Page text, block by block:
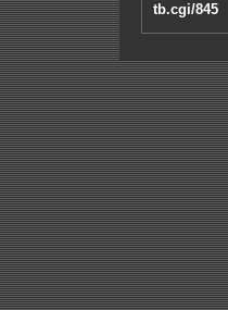
tb.cgi/845